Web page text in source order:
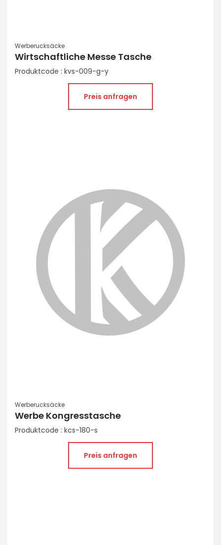
Werberucksäcke
Wirtschaftliche Messe Tasche
Produktcode : kvs-009-g-y
Preis anfragen
Werberucksäcke
Werbe Kongresstasche
Produktcode : kcs-180-s
Preis anfragen